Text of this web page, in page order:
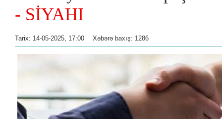
- SİYAHI
Tarix: 14-05-2025, 17:00 Xəbərə baxış: 1286